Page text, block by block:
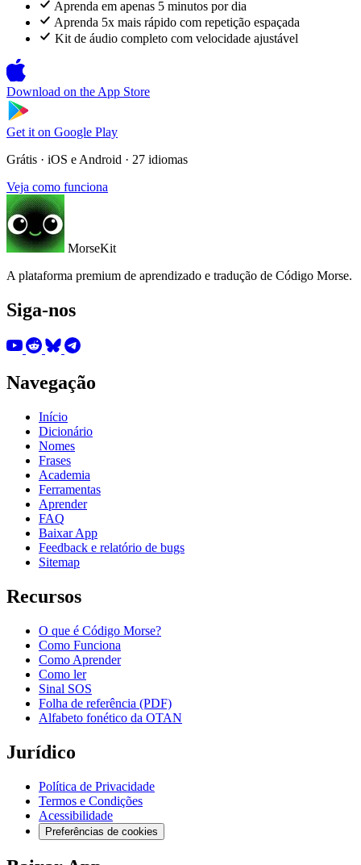
Aprenda em apenas 5 minutos por dia
Aprenda 5x mais rápido com repetição espaçada
Kit de áudio completo com velocidade ajustável
Download on the App Store
Get it on Google Play
Grátis · iOS e Android · 27 idiomas
Veja como funciona
MorseKit
A plataforma premium de aprendizado e tradução de Código Morse.
Siga-nos
Navegação
Início
Dicionário
Nomes
Frases
Academia
Ferramentas
Aprender
FAQ
Baixar App
Feedback e relatório de bugs
Sitemap
Recursos
O que é Código Morse?
Como Funciona
Como Aprender
Como ler
Sinal SOS
Folha de referência (PDF)
Alfabeto fonético da OTAN
Jurídico
Política de Privacidade
Termos e Condições
Acessibilidade
Preferências de cookies